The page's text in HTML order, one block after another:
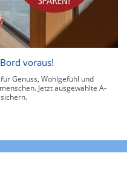
voraus!
Genuss, Wohlgefühl und
Jetzt ausgewählte A-